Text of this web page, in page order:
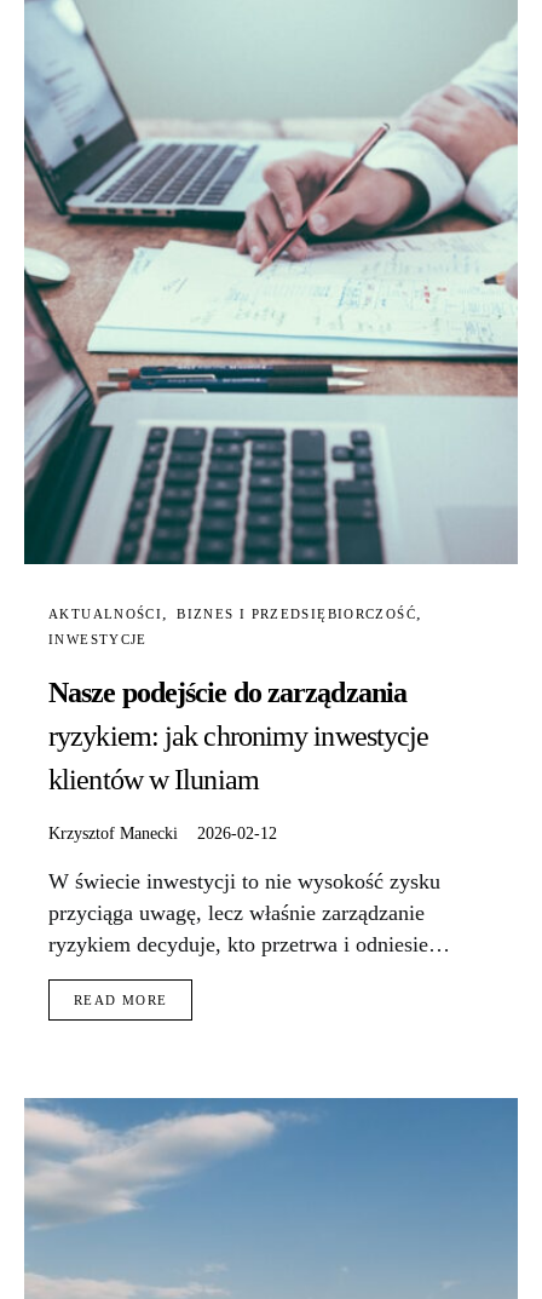
AKTUALNOŚCI
BIZNES I PRZEDSIĘBIORCZOŚĆ
INWESTYCJE
Nasze podejście do zarządzania
ryzykiem: jak chronimy inwestycje
klientów w Iluniam
Krzysztof Manecki 2026-02-12
W świecie inwestycji to nie wysokość zysku
przyciąga uwagę, lecz właśnie zarządzanie
ryzykiem decyduje, kto przetrwa i odniesie…
READ MORE